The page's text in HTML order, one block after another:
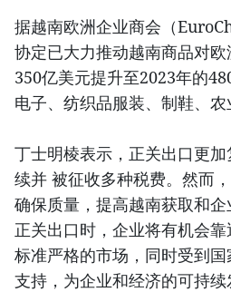
据越南欧洲企业商会（
协定已大力推动越南商品对
350亿美元提升至2023年的
电子、纺织品服装、制鞋、农
丁士明棱表示，正关出口更
续并 被征收多种税费。然而
确保质量，提高越南获取和
正关出口时，企业将有机会
标准严格的市场，同时受到
支持，为企业和经济的可持续